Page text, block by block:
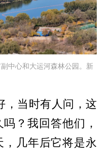
中心和大运河森林公园。新
，当时有人问，这
吗？我回答他们，
几年后它将是永